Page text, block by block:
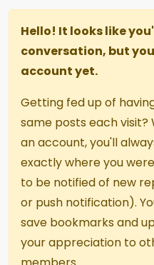
Hello! It looks like
conversation, but
account yet.
Getting fed up of
same posts each
an account, you'll
exactly where you
to be notified of new
or push notification).
save bookmarks and
your appreciation to